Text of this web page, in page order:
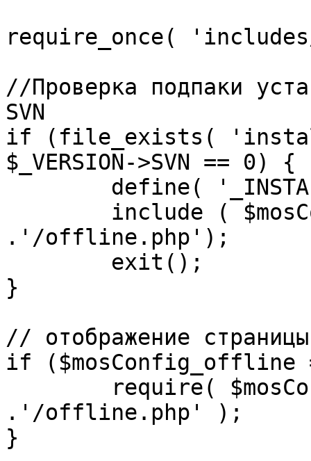
require_once(
//Проверка подпаки
SVN
if (file_exists(
$_VERSION->SVN == 0) {
.'/offline.php');
}
// отображение
if ($mosConfig_offline
.'/offline.php' );
}